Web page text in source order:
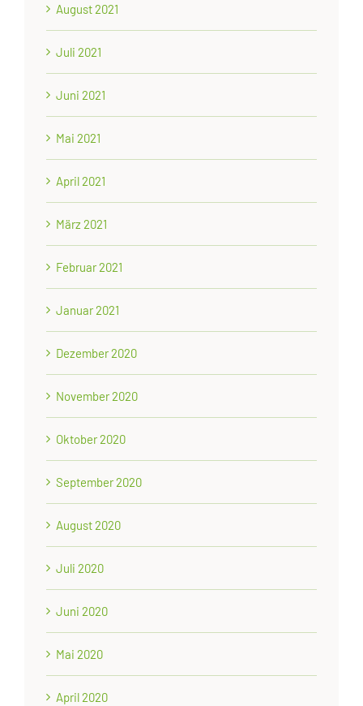
August 2021
Juli 2021
Juni 2021
Mai 2021
April 2021
März 2021
Februar 2021
Januar 2021
Dezember 2020
November 2020
Oktober 2020
September 2020
August 2020
Juli 2020
Juni 2020
Mai 2020
April 2020